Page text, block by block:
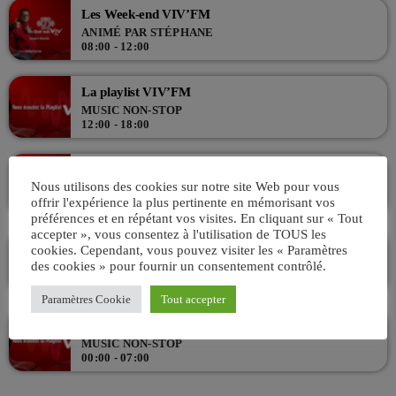
Les Week-end VIV’FM
ANIMÉ PAR STÉPHANE
08:00 - 12:00
La playlist VIV’FM
MUSIC NON-STOP
12:00 - 18:00
ANIMÉ PAR GUÉLORD
18:00 - 20:00
La playlist VIV’FM
MUSIC NON-STOP
MUSIC NON-STOP
00:00 - 07:00
Nous utilisons des cookies sur notre site Web pour vous
offrir l'expérience la plus pertinente en mémorisant vos
préférences et en répétant vos visites. En cliquant sur « Tout
accepter », vous consentez à l'utilisation de TOUS les
cookies. Cependant, vous pouvez visiter les « Paramètres
des cookies » pour fournir un consentement contrôlé.
Paramètres Cookie Tout accepter